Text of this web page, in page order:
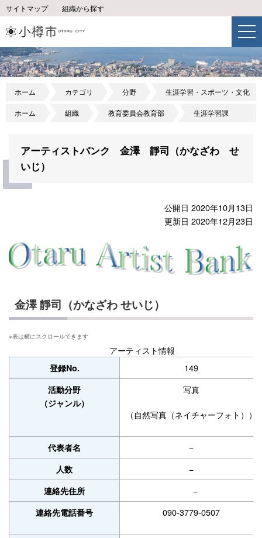
サイトマップ 組織から探す
ホーム カテゴリ 分野 生涯学習・スポーツ・文化
ホーム 組織 教育委員会教育部 生涯学習課
アーティストバンク 金澤 靜司（かなざわ せ
いじ）
公開日 2020年10月13日
更新日 2020年12月23日
金澤 靜司（かなざわ せいじ）
アーティスト情報
登録No. 149
活動分野
（ジャンル）
写真
（自然写真（ネイチャーフォト））
代表者名 −
人数 −
連絡先住所 −
連絡先電話番号 090-3779-0507